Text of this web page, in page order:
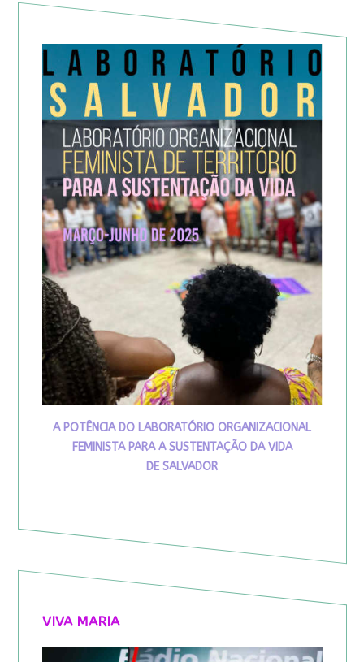
A POTÊNCIA DO LABORATÓRIO ORGANIZACIONAL
FEMINISTA PARA A SUSTENTAÇÃO DA VIDA
DE SALVADOR
VIVA MARIA